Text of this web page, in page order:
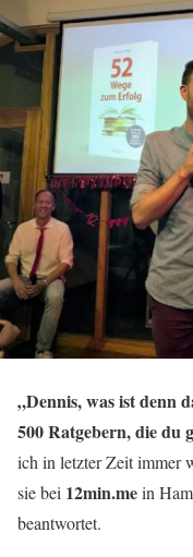
„Dennis, was ist denn
500 Ratgebern, die du
ich in letzter Zeit immer
sie bei 12min.mein
beantwortet.